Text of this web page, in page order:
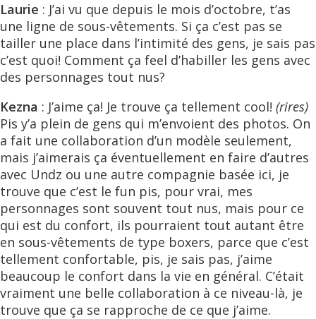
Laurie : J’ai vu que depuis le mois d’octobre, t’as
une ligne de sous-vêtements. Si ça c’est pas se
tailler une place dans l’intimité des gens, je sais pas
c’est quoi! Comment ça feel d’habiller les gens avec
des personnages tout nus?
Kezna : J’aime ça! Je trouve ça tellement cool! (rires)
Pis y’a plein de gens qui m’envoient des photos. On
a fait une collaboration d’un modèle seulement,
mais j’aimerais ça éventuellement en faire d’autres
avec Undz ou une autre compagnie basée ici, je
trouve que c’est le fun pis, pour vrai, mes
personnages sont souvent tout nus, mais pour ce
qui est du confort, ils pourraient tout autant être
en sous-vêtements de type boxers, parce que c’est
tellement confortable, pis, je sais pas, j’aime
beaucoup le confort dans la vie en général. C’était
vraiment une belle collaboration à ce niveau-là, je
trouve que ça se rapproche de ce que j’aime.